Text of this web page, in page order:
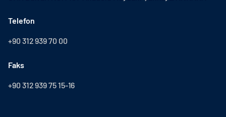
Telefon
+90 312 939 70 00
Faks
+90 312 939 75 15-16